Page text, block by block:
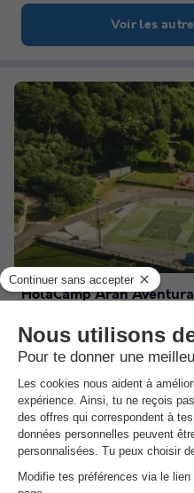
Voir les
HolaCamp Arán Aventura
Une situation géographique
Un espace aquatique avec vue
Un point de départ idéal pour
Voir les